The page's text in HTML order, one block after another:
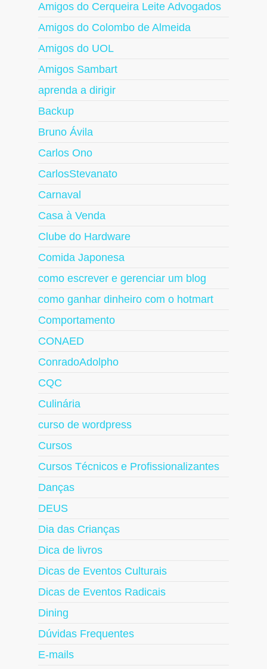
Amigos do Cerqueira Leite Advogados
Amigos do Colombo de Almeida
Amigos do UOL
Amigos Sambart
aprenda a dirigir
Backup
Bruno Ávila
Carlos Ono
CarlosStevanato
Carnaval
Casa à Venda
Clube do Hardware
Comida Japonesa
como escrever e gerenciar um blog
como ganhar dinheiro com o hotmart
Comportamento
CONAED
ConradoAdolpho
CQC
Culinária
curso de wordpress
Cursos
Cursos Técnicos e Profissionalizantes
Danças
DEUS
Dia das Crianças
Dica de livros
Dicas de Eventos Culturais
Dicas de Eventos Radicais
Dining
Dúvidas Frequentes
E-mails